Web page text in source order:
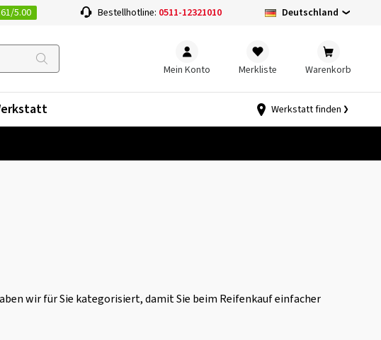
5.00 Bestellhotline: 0511-12321010 Deutschland
Mein Konto Merkliste Warenkorb
Werkstatt finden
wir für Sie kategorisiert, damit Sie beim Reifenkauf einfacher